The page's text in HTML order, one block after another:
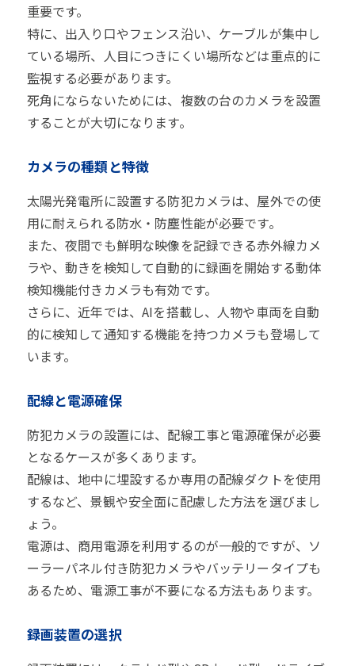
重要です。
特に、出入り口やフェンス沿い、ケーブルが集中し
ている場所、人目につきにくい場所などは重点的に
監視する必要があります。
死角にならないためには、複数の台のカメラを設置
することが大切になります。
カメラの種類と特徴
太陽光発電所に設置する防犯カメラは、屋外での使
用に耐えられる防水・防塵性能が必要です。
また、夜間でも鮮明な映像を記録できる赤外線カメ
ラや、動きを検知して自動的に録画を開始する動体
検知機能付きカメラも有効です。
さらに、近年では、AIを搭載し、人物や車両を自動
的に検知して通知する機能を持つカメラも登場して
います。
配線と電源確保
防犯カメラの設置には、配線工事と電源確保が必要
となるケースが多くあります。
配線は、地中に埋設するか専用の配線ダクトを使用
するなど、景観や安全面に配慮した方法を選びまし
ょう。
電源は、商用電源を利用するのが一般的ですが、ソ
ーラーパネル付き防犯カメラやバッテリータイプも
あるため、電源工事が不要になる方法もあります。
録画装置の選択